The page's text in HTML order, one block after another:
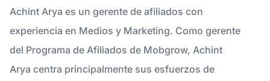
Achint Arya es un gerente de afiliados con
experiencia en Medios y Marketing. Como gerente
del Programa de Afiliados de Mobgrow, Achint
Arya centra principalmente sus esfuerzos de